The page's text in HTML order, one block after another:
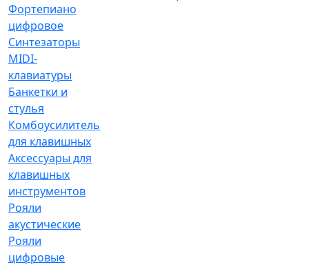
Фортепиано
цифровое
Синтезаторы
MIDI-
клавиатуры
Банкетки и
стулья
Комбоусилитель
для клавишных
Аксессуары для
клавишных
инструментов
Рояли
акустические
Рояли
цифровые